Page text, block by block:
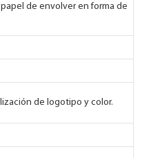
de envolver en forma de
de logotipo y color.